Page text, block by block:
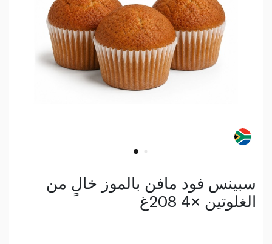
سبينس فود مافن بالموز خالٍ من
الغلوتين ×4 208غ